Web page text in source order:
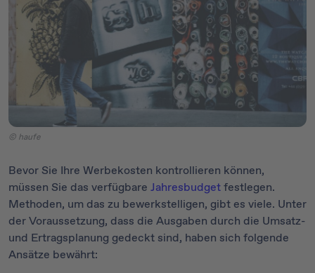
© haufe
Bevor Sie Ihre Werbekosten kontrollieren können,
müssen Sie das verfügbare Jahresbudgetfestlegen.
Methoden, um das zu bewerkstelligen, gibt es viele. Unter
der Voraussetzung, dass die Ausgaben durch die Umsatz-
und Ertragsplanung gedeckt sind, haben sich folgende
Ansätze bewährt: